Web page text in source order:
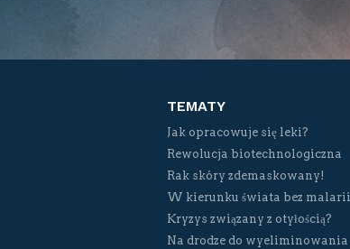
TEMATY
Jak opracowuje się leki?
Rewolucja biotechnologiczna
Rak skóry zdemaskowany!
W kierunku świata bez malarii
Kryzys związany z otyłością?
Na drodze do wyeliminowania